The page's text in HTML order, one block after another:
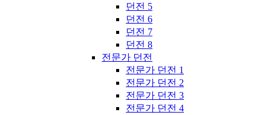
던전 5
던전 6
던전 7
던전 8
전문가 던전
전문가 던전 1
전문가 던전 2
전문가 던전 3
전문가 던전 4